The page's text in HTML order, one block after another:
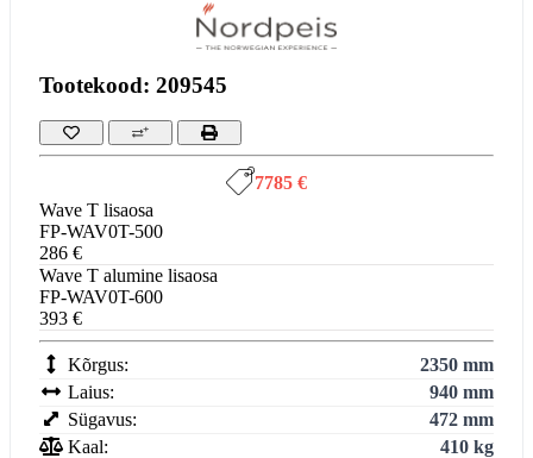
Tootekood: 209545
7785 €
Wave T lisaosa
FP-WAV0T-500
286 €
Wave T alumine lisaosa
FP-WAV0T-600
393 €
Kõrgus:
2350 mm
Laius:
940 mm
Sügavus:
472 mm
Kaal:
410 kg